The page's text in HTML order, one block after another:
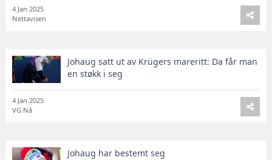
4 Jan 2025
Nettavisen
Johaug satt ut av Krügers mareritt: Da får man
en støkk i seg
4 Jan 2025
VG Nå
Johaug har bestemt seg